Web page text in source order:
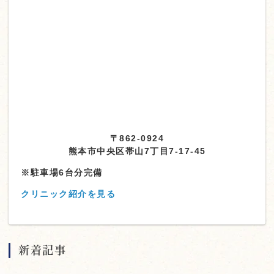
〒862-0924
熊本市中央区帯山7丁目7-17-45
※駐車場6台分完備
クリニック紹介を見る
新着記事